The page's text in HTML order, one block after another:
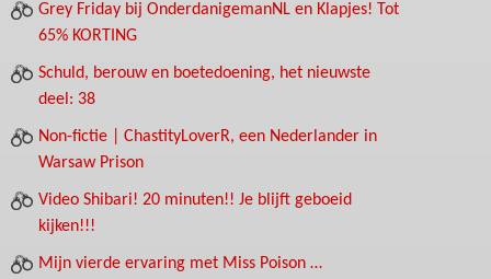
Grey Friday bij OnderdanigemanNL en Klapjes! Tot
65% KORTING
Schuld, berouw en boetedoening, het nieuwste
deel: 38
Non-fictie | ChastityLoverR, een Nederlander in
Warsaw Prison
Video Shibari! 20 minuten!! Je blijft geboeid
kijken!!!
Mijn vierde ervaring met Miss Poison …